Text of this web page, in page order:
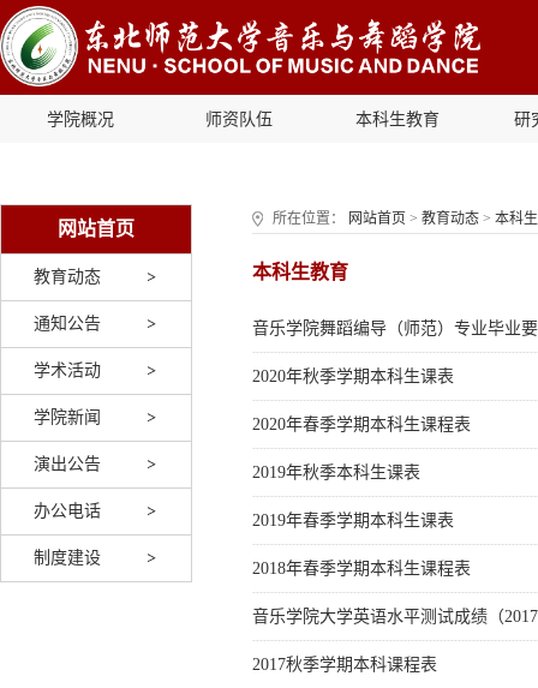
学院概况 师资队伍 本科生教育 研
网站首页
教育动态
通知公告
学术活动
学院新闻
演出公告
办公电话
制度建设
所在位置： 网站首页 > 教育动态 > 本科
本科生教育
音乐学院舞蹈编导（师范）专业毕业
2020年秋季学期本科生课表
2020年春季学期本科生课程表
2019年秋季本科生课表
2019年春季学期本科生课表
2018年春季学期本科生课程表
音乐学院大学英语水平测试成绩（
2017秋季学期本科课程表